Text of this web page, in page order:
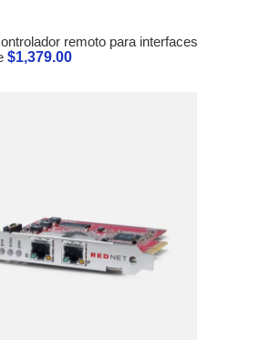
remoto para interfaces
$1,379.00